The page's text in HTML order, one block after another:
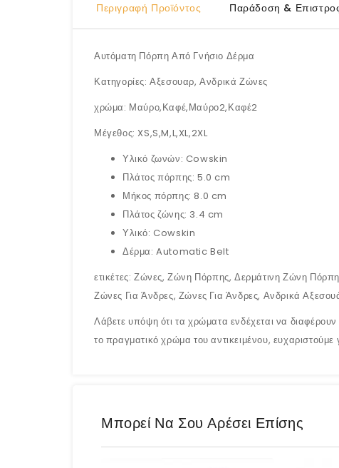
Περιγραφή Προϊόντος Παράδοση &
Αυτόματη Πόρπη Από Γνήσιο Δέρμα
Κατηγορίες: Αξεσουαρ, Ανδρικά Ζώνες
χρώμα: Μαύρο,Καφέ,Μαύρο2,Καφέ2
Μέγεθος: XS,S,M,L,XL,2XL
Υλικό ζωνών: Cowskin
Πλάτος πόρπης: 5.0 cm
Μήκος πόρπης: 8.0 cm
Πλάτος ζώνης: 3.4 cm
Υλικό: Cowskin
Δέρμα: Automatic Belt
ετικέτες: Ζώνες, Ζώνη Πόρπης, Δερμάτινη Ζώνη
Ζώνες Για Άνδρες, Ζώνες Για Άνδρες, Ανδρικά
Λάβετε υπόψη ότι τα χρώματα ενδέχεται να
το πραγματικό χρώμα του αντικειμένου,
Μπορεί Να Σου Αρέσει Επίσης